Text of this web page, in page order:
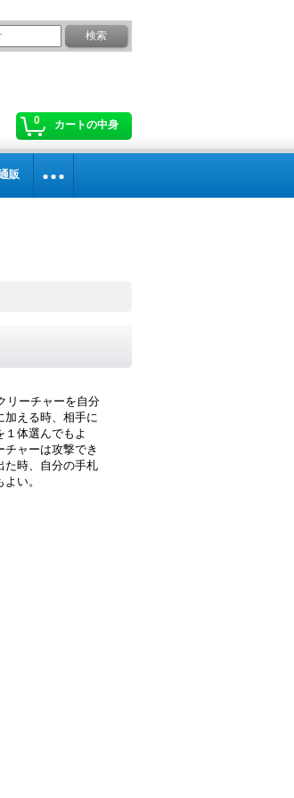
0 カートの中身
販
リーチャーを自分
加える時、相手に
１体選んでもよ
ャーは攻撃でき
た時、自分の手札
い。